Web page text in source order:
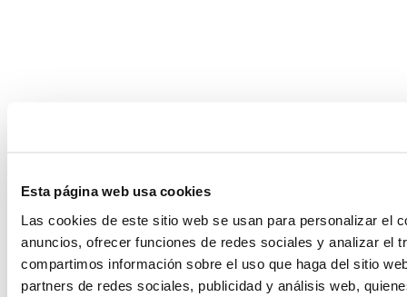
Esta página web usa cookies
Las cookies de este sitio web se usan para personalizar el
anuncios, ofrecer funciones de redes sociales y analizar el
compartimos información sobre el uso que haga del sitio
partners de redes sociales, publicidad y análisis web,